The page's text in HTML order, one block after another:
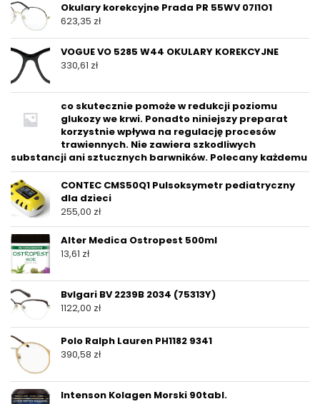
Okulary korekcyjne Prada PR 55WV 07I1O1
623,35 zł
VOGUE VO 5285 W44 OKULARY KOREKCYJNE
330,61 zł
co skutecznie pomoże w redukcji poziomu
glukozy we krwi. Ponadto niniejszy preparat
korzystnie wpływa na regulację procesów
trawiennych. Nie zawiera szkodliwych
substancji ani sztucznych barwników. Polecany każdemu
CONTEC CMS50Q1 Pulsoksymetr pediatryczny
dla dzieci
255,00 zł
Alter Medica Ostropest 500ml
13,61 zł
Bvlgari BV 2239B 2034 (75313Y)
1122,00 zł
Polo Ralph Lauren PH1182 9341
390,58 zł
Intenson Kolagen Morski 90tabl.